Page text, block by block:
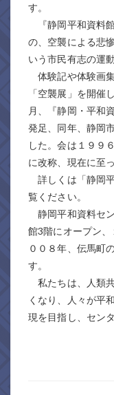
す。
『静岡平和資料
の、空襲による悲
いう市民有志の運
体験記や体験画
「空襲展」を開催
月、『静岡・平和
発足、同年、静岡
した。会は１９９
に改称、現在に至
詳しくは「静岡
覧ください。
静岡平和資料セ
館3階にオープン
００８年、伝馬町
す。
私たちは、人類
くなり、人々が平
現を目指し、セン